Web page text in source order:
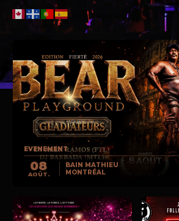
EVENEMENT
08
AOÛT.
BAIN MATHIEU
MONTRÉAL